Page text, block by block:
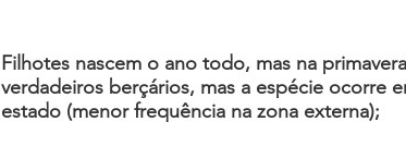
Filhotes nascem o ano todo, mas na
verdadeiros berçários, mas a espécie ocorre
estado (menor frequência na zona externa);